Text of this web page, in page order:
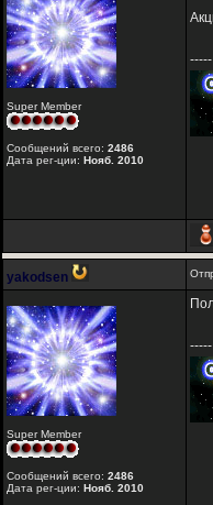
Super Member
Сообщений всего: 2486
Дата рег-ции: Нояб. 2010
-----
yakodsen
Super Member
Сообщений всего: 2486
Дата рег-ции: Нояб. 2010
-----